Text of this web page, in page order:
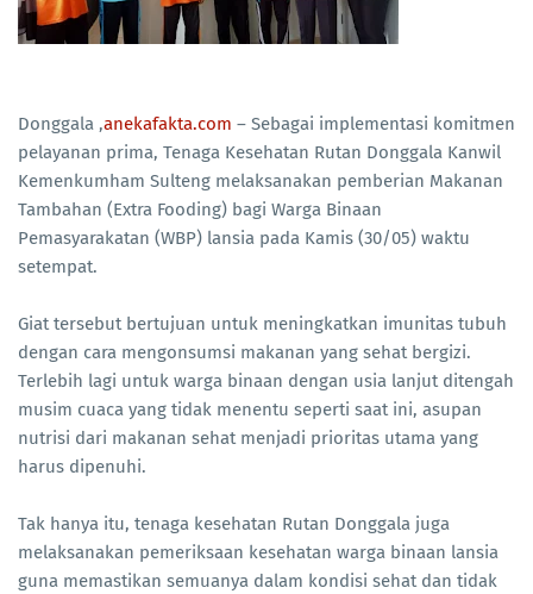
Donggala ,anekafakta.com – Sebagai implementasi komitmen
pelayanan prima, Tenaga Kesehatan Rutan Donggala Kanwil
Kemenkumham Sulteng melaksanakan pemberian Makanan
Tambahan (Extra Fooding) bagi Warga Binaan
Pemasyarakatan (WBP) lansia pada Kamis (30/05) waktu
setempat.
Giat tersebut bertujuan untuk meningkatkan imunitas tubuh
dengan cara mengonsumsi makanan yang sehat bergizi.
Terlebih lagi untuk warga binaan dengan usia lanjut ditengah
musim cuaca yang tidak menentu seperti saat ini, asupan
nutrisi dari makanan sehat menjadi prioritas utama yang
harus dipenuhi.
Tak hanya itu, tenaga kesehatan Rutan Donggala juga
melaksanakan pemeriksaan kesehatan warga binaan lansia
guna memastikan semuanya dalam kondisi sehat dan tidak